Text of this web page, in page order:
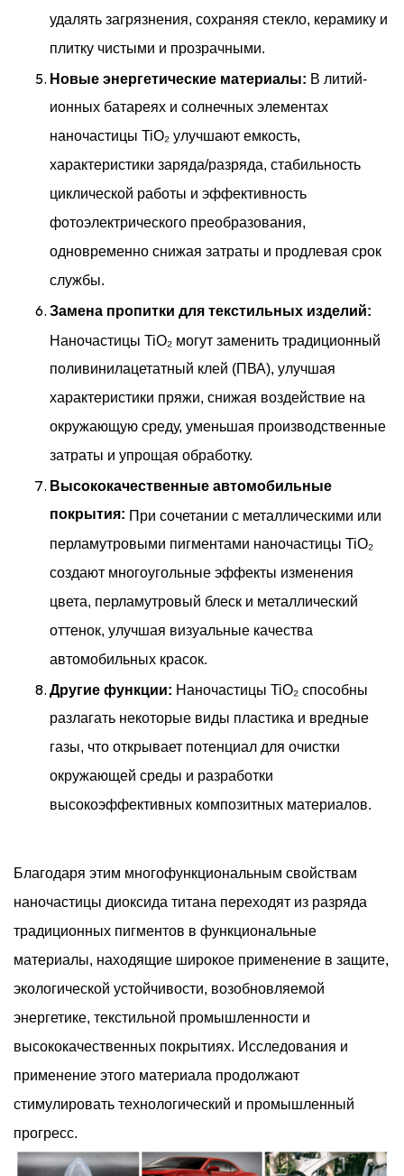
удалять загрязнения, сохраняя стекло, керамику и
плитку чистыми и прозрачными.
Новые энергетические материалы: В литий-
ионных батареях и солнечных элементах
наночастицы TiO₂ улучшают емкость,
характеристики заряда/разряда, стабильность
циклической работы и эффективность
фотоэлектрического преобразования,
одновременно снижая затраты и продлевая срок
службы.
Замена пропитки для текстильных изделий:
Наночастицы TiO₂ могут заменить традиционный
поливинилацетатный клей (ПВА), улучшая
характеристики пряжи, снижая воздействие на
окружающую среду, уменьшая производственные
затраты и упрощая обработку.
Высококачественные автомобильные
покрытия: При сочетании с металлическими или
перламутровыми пигментами наночастицы TiO₂
создают многоугольные эффекты изменения
цвета, перламутровый блеск и металлический
оттенок, улучшая визуальные качества
автомобильных красок.
Другие функции: Наночастицы TiO₂ способны
разлагать некоторые виды пластика и вредные
газы, что открывает потенциал для очистки
окружающей среды и разработки
высокоэффективных композитных материалов.
Благодаря этим многофункциональным свойствам
наночастицы диоксида титана переходят из разряда
традиционных пигментов в функциональные
материалы, находящие широкое применение в защите,
экологической устойчивости, возобновляемой
энергетике, текстильной промышленности и
высококачественных покрытиях. Исследования и
применение этого материала продолжают
стимулировать технологический и промышленный
прогресс.